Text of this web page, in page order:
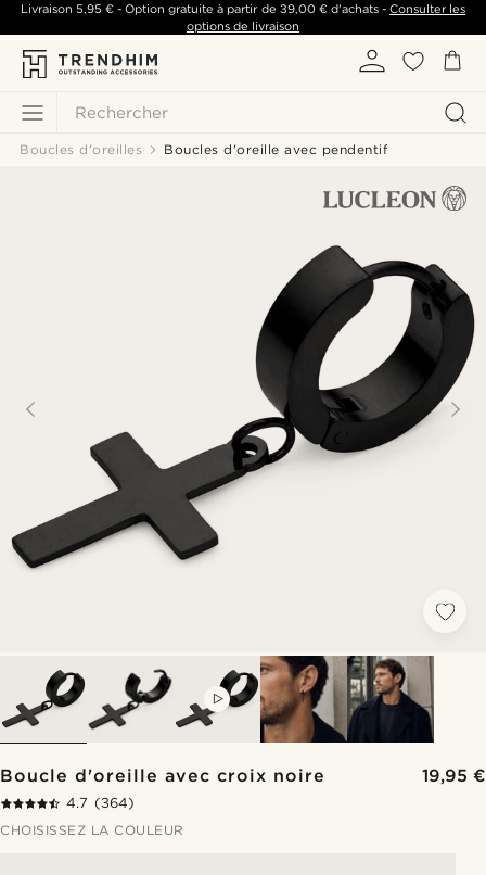
Rechercher
Livraison 5,95 €- Option gratuite à partir de 39,00 €d'achats -Consulter les
options de livraison
Boucles d'oreilles Boucles d'oreille avec pendentif
Boucle d'oreille avec croix noire 19,95 €
4.7 (364)
CHOISISSEZ LA COULEUR